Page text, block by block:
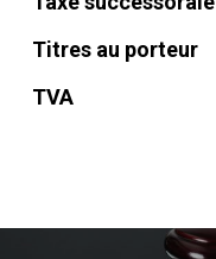
Titres au porteur
TVA